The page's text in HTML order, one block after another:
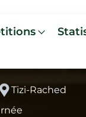
Tizi-Rached